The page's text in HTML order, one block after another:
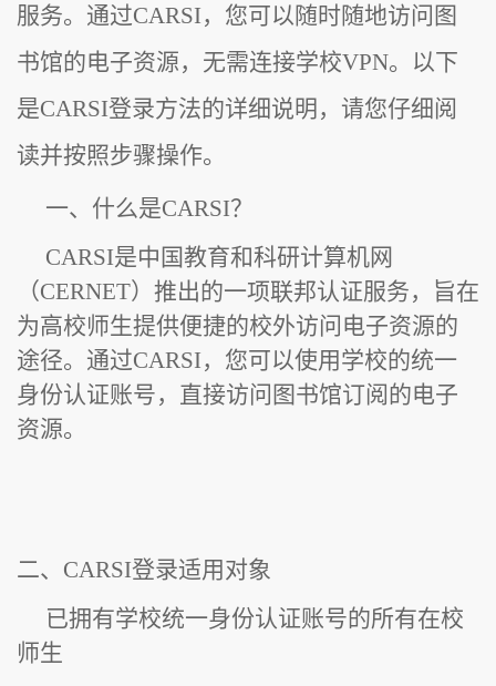
服务。通过CARSI，您可以随时随地访问图
书馆的电子资源，无需连接学校VPN。以下
是CARSI登录方法的详细说明，请您仔细阅
读并按照步骤操作。
一、什么是CARSI？
CARSI是中国教育和科研计算机网
（CERNET）推出的一项联邦认证服务，旨在
为高校师生提供便捷的校外访问电子资源的
途径。通过CARSI，您可以使用学校的统一
身份认证账号，直接访问图书馆订阅的电子
资源。
二、CARSI登录适用对象
已拥有学校统一身份认证账号的所有在校
师生